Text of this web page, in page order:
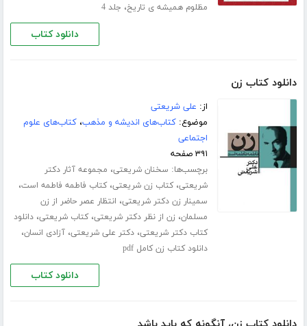
مظلوم همیشه ی تاریخ، جلد 4
دانلود کتاب
دانلود کتاب زن
از: علی شریعتی
موضوع:کتاب‌های اندیشه و مذهب،کتاب‌های علوم
اجتماعی
۳۹۱ صفحه
برچسب‌ها: سخنان شریعتی، مجموعه آثار دکتر
شریعتی،کتاب زن شریعتی،کتاب فاطمه فاطمه است،
سمینار زن دکتر شریعتی، انتظار عصر حاضر از زن
مسلمان، زن از نظر دکتر شریعتی،کتاب شریعتی،دانلود
کتاب دکتر شریعتی،دکتر علی شریعتی،آزادی انسان،
دانلود کتاب زن کامل pdf
دانلود کتاب